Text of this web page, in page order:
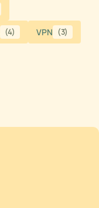
(4) VPN (3)